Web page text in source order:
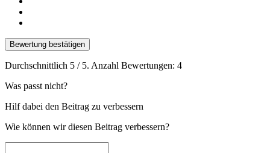
Bewertung bestätigen
Durchschnittlich 5 / 5. Anzahl Bewertungen: 4
Was passt nicht?
Hilf dabei den Beitrag zu verbessern
Wie können wir diesen Beitrag verbessern?